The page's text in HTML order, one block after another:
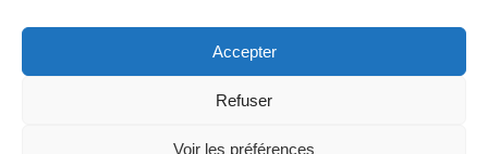
Accepter
Refuser
Voir les préférences